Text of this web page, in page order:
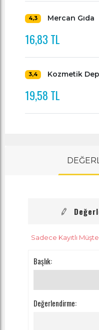
4,3 Mercan Gıda
16,83 TL
3,4 Kozmetik
19,58 TL
Sadece Kayıtlı
Başlık:
Değerlendirme: